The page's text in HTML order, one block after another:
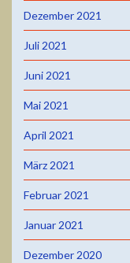
Dezember 2021
Juli 2021
Juni 2021
Mai 2021
April 2021
März 2021
Februar 2021
Januar 2021
Dezember 2020